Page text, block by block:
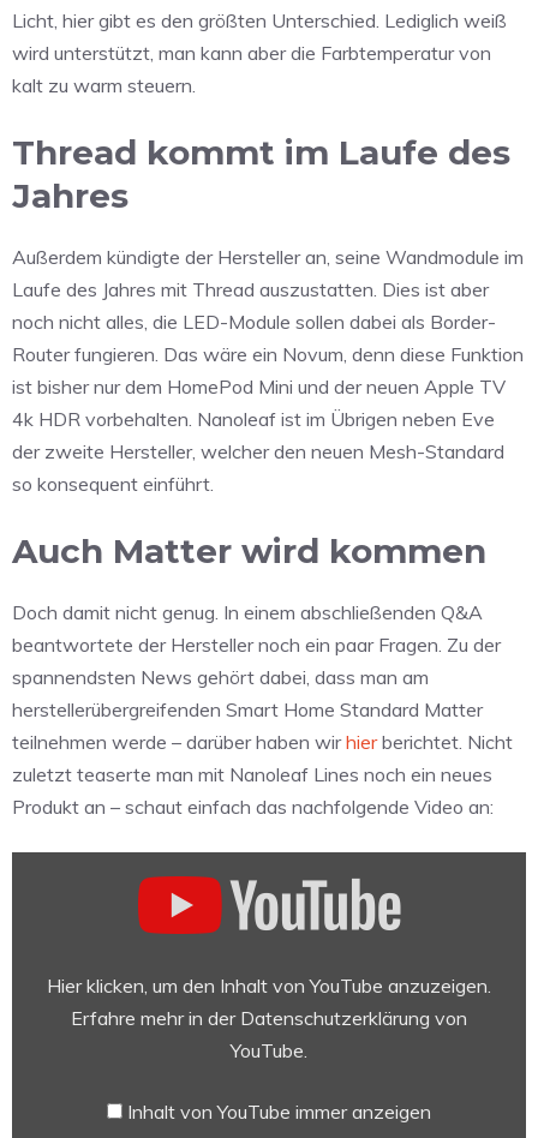
Licht, hier gibt es den größten Unterschied. Lediglich weiß
wird unterstützt, man kann aber die Farbtemperatur von
kalt zu warm steuern.
Thread kommt im Laufe des
Jahres
Außerdem kündigte der Hersteller an, seine Wandmodule im
Laufe des Jahres mit Thread auszustatten. Dies ist aber
noch nicht alles, die LED-Module sollen dabei als Border-
Router fungieren. Das wäre ein Novum, denn diese Funktion
ist bisher nur dem HomePod Mini und der neuen Apple TV
4k HDR vorbehalten. Nanoleaf ist im Übrigen neben Eve
der zweite Hersteller, welcher den neuen Mesh-Standard
so konsequent einführt.
Auch Matter wird kommen
Doch damit nicht genug. In einem abschließenden Q&A
beantwortete der Hersteller noch ein paar Fragen. Zu der
spannendsten News gehört dabei, dass man am
herstellerübergreifenden Smart Home Standard Matter
teilnehmen werde – darüber haben wirhierberichtet. Nicht
zuletzt teaserte man mit Nanoleaf Lines noch ein neues
Produkt an – schaut einfach das nachfolgende Video an:
YouTube
Hier klicken, um den Inhalt von YouTube anzuzeigen.
Erfahre mehr in der Datenschutzerklärung von
YouTube.
Inhalt von YouTube immer anzeigen